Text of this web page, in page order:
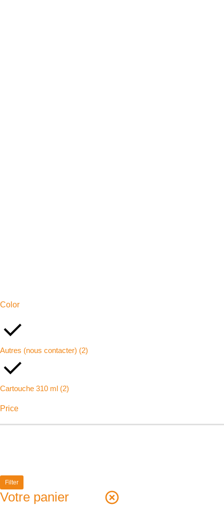
Color
Autres (nous contacter) (2)
Cartouche 310 ml (2)
Price
Filter
Votre panier